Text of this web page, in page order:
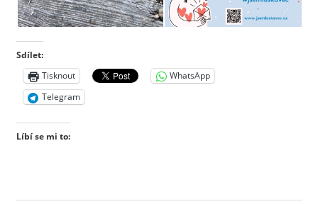
Sdílet:
Tisknout
WhatsApp
Telegram
Líbí se mi to: